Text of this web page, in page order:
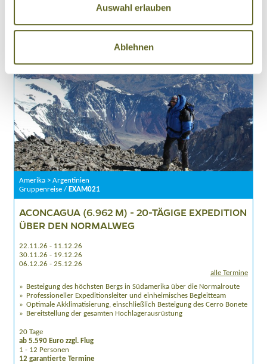
Auswahl erlauben
Ablehnen
Details Anfragen
Amerika > Argentinien
Gruppenreise / EXAM021
ACONCAGUA (6.962 M) - 20-TÄGIGE EXPEDITION
ÜBER DEN NORMALWEG
22.11.26 - 11.12.26
30.11.26 - 19.12.26
06.12.26 - 25.12.26
alle Termine
Besteigung des höchsten Bergs in Südamerika über die Normalroute
Professioneller Expeditionsleiter und einheimisches Begleitteam
Optimale Akklimatisierung, einschließlich Besteigung des Cerro Bonete
Bereitstellung der gesamten Hochlagerausrüstung
20 Tage
ab 5.590 Euro zzgl. Flug
1 - 12 Personen
12 garantierte Termine